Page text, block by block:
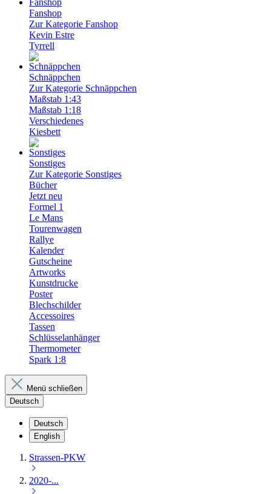
Fanshop
Zur Kategorie Fanshop
Kevin Estre
Tyrrell
Schnäppchen
Zur Kategorie Schnäppchen
Maßstab 1:43
Maßstab 1:18
Verschiedenes
Kiesbett
Sonstiges
Zur Kategorie Sonstiges
Bücher
Jetzt neu
Formel 1
Le Mans
Tourenwagen
Rallye
Kalender
Gutscheine
Artworks
Kunstdrucke
Poster
Blechschilder
Accessoires
Tassen
Schlüsselanhänger
Thermometer
Spark 1:8
Menü schließen
Deutsch
Deutsch
English
Strassen-PKW
2020-...